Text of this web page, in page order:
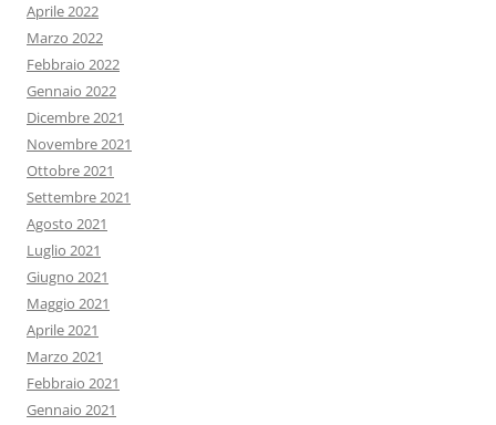
Aprile 2022
Marzo 2022
Febbraio 2022
Gennaio 2022
Dicembre 2021
Novembre 2021
Ottobre 2021
Settembre 2021
Agosto 2021
Luglio 2021
Giugno 2021
Maggio 2021
Aprile 2021
Marzo 2021
Febbraio 2021
Gennaio 2021